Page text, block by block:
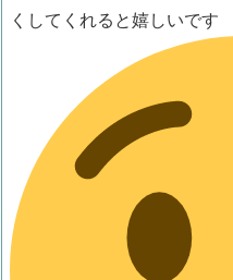
くしてくれると嬉しいです